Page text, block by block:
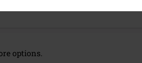
options.